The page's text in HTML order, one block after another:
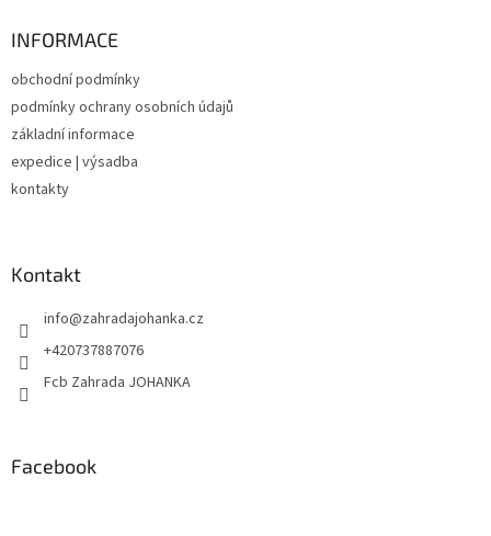
INFORMACE
obchodní podmínky
podmínky ochrany osobních údajů
základní informace
expedice | výsadba
kontakty
Kontakt
info@zahradajohanka.cz
+420737887076
Fcb Zahrada JOHANKA
Facebook